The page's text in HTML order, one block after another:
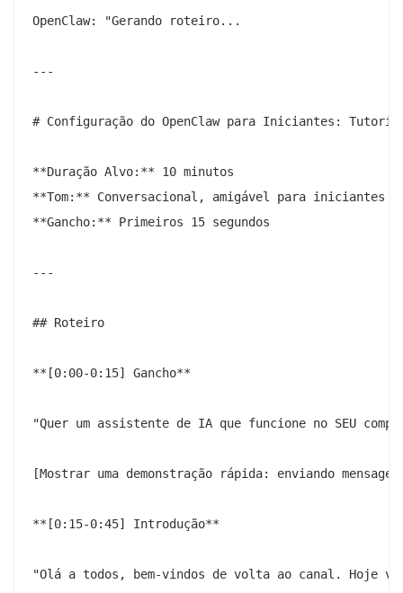
OpenClaw: "Gerando roteiro...
---
# Configuração do OpenClaw para Iniciantes:
**Duração Alvo:** 10 minutos
**Tom:** Conversacional, amigável para iniciantes
**Gancho:** Primeiros 15 segundos
---
## Roteiro
**[0:00-0:15] Gancho**
"Quer um assistente de IA que funcione no SEU
[Mostrar uma demonstração rápida: enviando
**[0:15-0:45] Introdução**
"Olá a todos, bem-vindos de volta ao canal. Hoje